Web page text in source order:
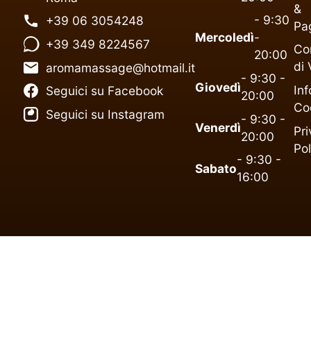
+39 06 3054248
+39 349 8224567
aromamassage@hotmail.it
Seguici su Facebook
Seguici su Instagram
Mercoledì
- 9:30
-
20:00
Giovedì
- 9:30 -
20:00
Venerdì
- 9:30 -
20:00
Sabato
- 9:30 -
16:00
&
di